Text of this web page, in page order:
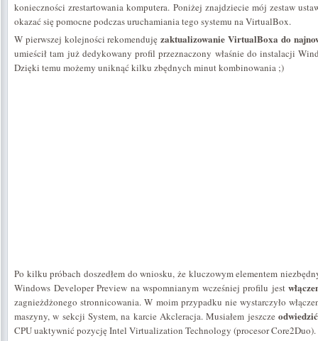
konieczności zrestartowania komputera. Poniżej znajdziecie mój zestaw
okazać się pomocne podczas uruchamiania tego systemu na VirtualBox.
W pierwszej kolejności rekomendujęzaktualizowanie VirtualBoxa do
umieścił tam już dedykowany profil przeznaczony właśnie do instalacji
Dzięki temu możemy uniknąć kilku zbędnych minut kombinowania ;)
Po kilku próbach doszedłem do wniosku, że kluczowym elementem
Windows Developer Preview na wspomnianym wcześniej profilu jest
zagnieżdżonego stronnicowania. W moim przypadku nie wystarczyło
maszyny, w sekcji System, na karcie Akcleracja. Musiałem jeszcze
CPU uaktywnić pozycję Intel Virtualization Technology (procesor Core2Duo).